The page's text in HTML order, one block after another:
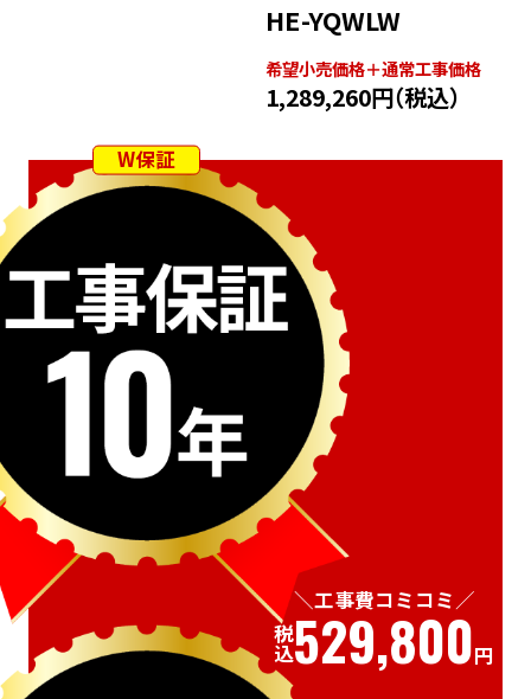
HE-YQWLW
希望⼩売価格＋通常⼯事価格
1,289,260円（税込）
W保証
工事費コミコミ
税込529,800円